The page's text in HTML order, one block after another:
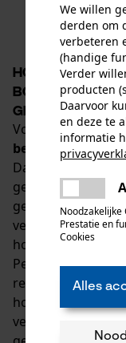
Voor optimale
betrouwbare
Daartoe behoort
verschillende
Peltor en Protos,
veiligheidshelm,
We willen
derden om
verbeteren
(handige
Verder
producten
Daarvoor
en deze te
informatie
Noodzakelijke
Prestatie en
Cookies
Alles
Er is
hetdelen
mail